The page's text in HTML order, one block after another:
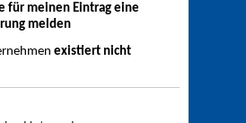
für meinen Eintrag eine
melden
existiert nicht